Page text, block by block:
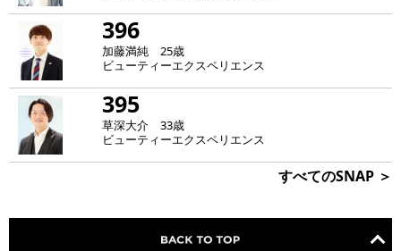
396
加藤満純 25歳
ビューティーエクスペリエンス
395
草深大介 33歳
ビューティーエクスペリエンス
すべてのSNAP ＞